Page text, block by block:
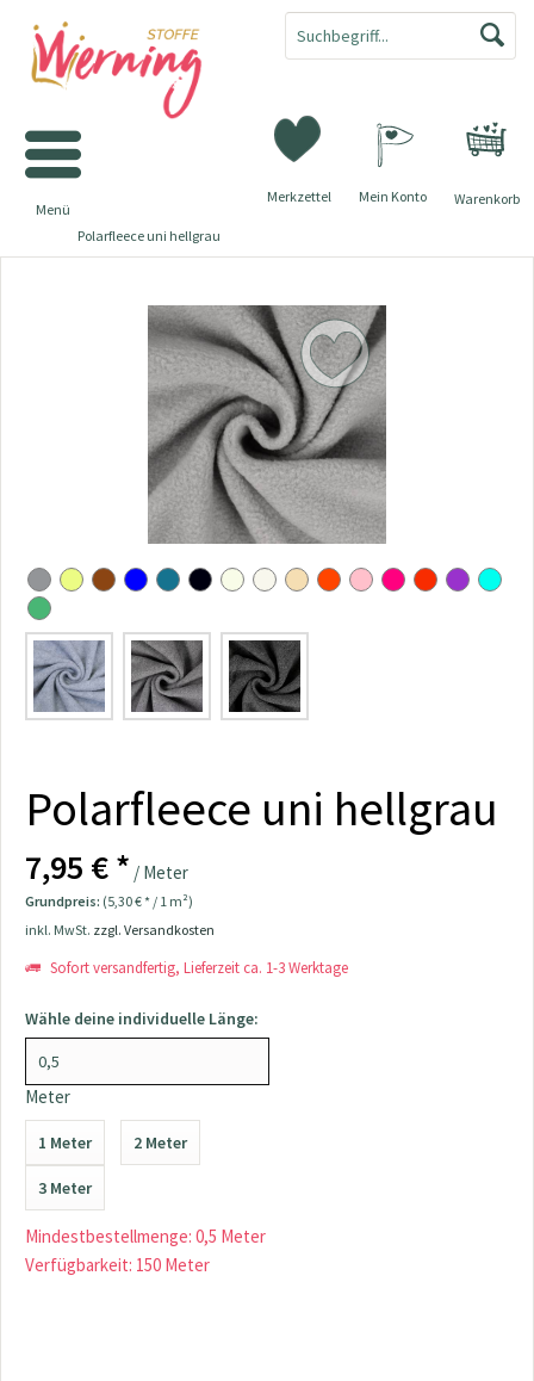
Warenkorb
Merkzettel Mein Konto
Menü
Polarfleece uni hellgrau
Polarfleece uni hellgrau
7,95 € * / Meter
Grundpreis: (5,30 € * / 1 m²)
inkl. MwSt. zzgl. Versandkosten
Sofort versandfertig, Lieferzeit ca. 1-3 Werktage
Wähle deine individuelle Länge:
Meter
1 Meter 2 Meter
3 Meter
Mindestbestellmenge: 0,5 Meter
Verfügbarkeit: 150 Meter